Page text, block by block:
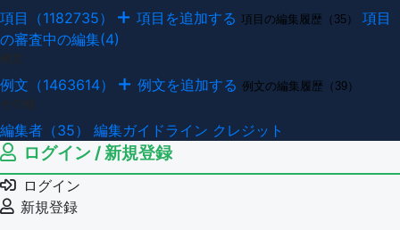
項目（1182735） 項目を追加する 項目の編集履歴（35）
項目
の審査中の編集(4)
例文（1463614） 例文を追加する 例文の編集履歴（39）
編集者（35） 編集ガイドライン クレジット
ログイン / 新規登録
ログイン
新規登録